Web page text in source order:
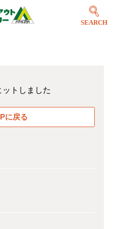
SEARCH
ットしました
に戻る